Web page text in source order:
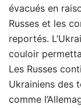
évacués en
Russes et les
reportés.
couloir
Les Russes
Ukrainiens des
comme